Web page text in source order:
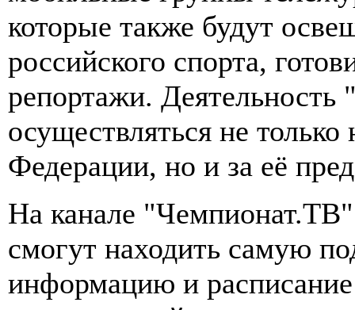
которые также будут
российского спорта,
репортажи.
осуществляться не
Федерации, но и за её
На канале
смогут находить самую
информацию и